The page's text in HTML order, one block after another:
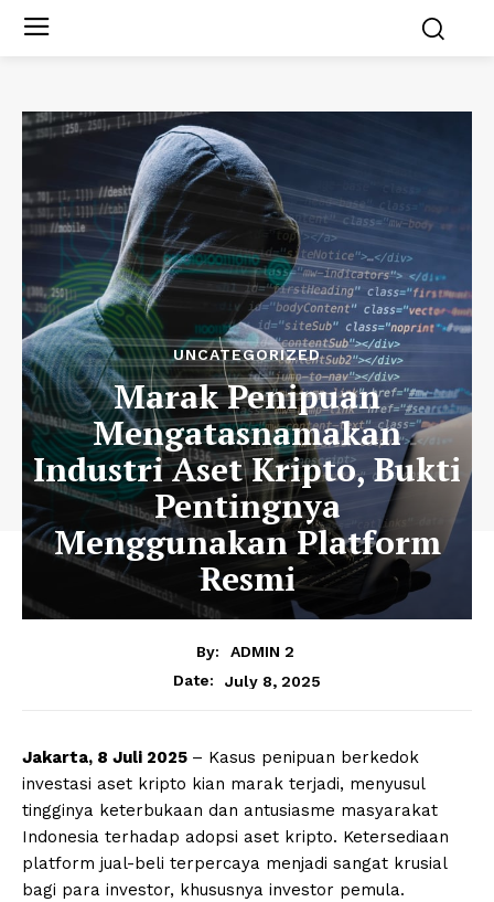
UNCATEGORIZED
Marak Penipuan
Mengatasnamakan
Industri Aset Kripto, Bukti
Pentingnya
Menggunakan Platform
Resmi
By:
ADMIN 2
Date:
July 8, 2025
Jakarta, 8 Juli 2025 – Kasus penipuan berkedok
investasi aset kripto kian marak terjadi, menyusul
tingginya keterbukaan dan antusiasme masyarakat
Indonesia terhadap adopsi aset kripto. Ketersediaan
platform jual-beli terpercaya menjadi sangat krusial
bagi para investor, khususnya investor pemula.